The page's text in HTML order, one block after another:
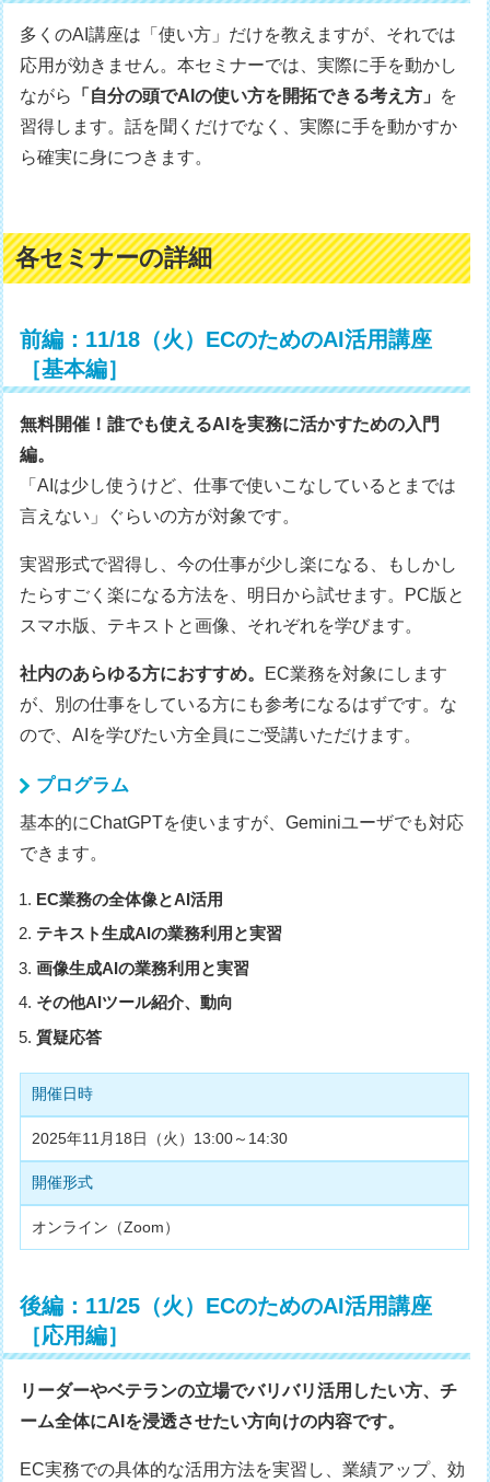
多くのAI講座は「使い方」だけを教えますが、それでは
応用が効きません。本セミナーでは、実際に手を動かし
ながら
「自分の頭でAIの使い方を開拓できる考え方」 を
習得します。話を聞くだけでなく、実際に手を動かすか
ら確実に身につきます。
各セミナーの詳細
前編：11/18（火）ECのためのAI活用講座
［基本編］
無料開催！誰でも使えるAIを実務に活かすための入門
編。
「AIは少し使うけど、仕事で使いこなしているとまでは
言えない」ぐらいの方が対象です。
実習形式で習得し、今の仕事が少し楽になる、もしかし
たらすごく楽になる方法を、明日から試せます。PC版と
スマホ版、テキストと画像、それぞれを学びます。
社内のあらゆる方におすすめ。 EC業務を対象にします
が、別の仕事をしている方にも参考になるはずです。な
ので、AIを学びたい方全員にご受講いただけます。
プログラム
基本的にChatGPTを使いますが、Geminiユーザでも対応
できます。
EC業務の全体像とAI活用
テキスト生成AIの業務利用と実習
画像生成AIの業務利用と実習
その他AIツール紹介、動向
質疑応答
開催日時
2025年11月18日（火）13:00～14:30
開催形式
オンライン（Zoom）
後編：11/25（火）ECのためのAI活用講座
［応用編］
リーダーやベテランの立場でバリバリ活用したい方、チ
ーム全体にAIを浸透させたい方向けの内容です。
EC実務での具体的な活用方法を実習し、業績アップ、効